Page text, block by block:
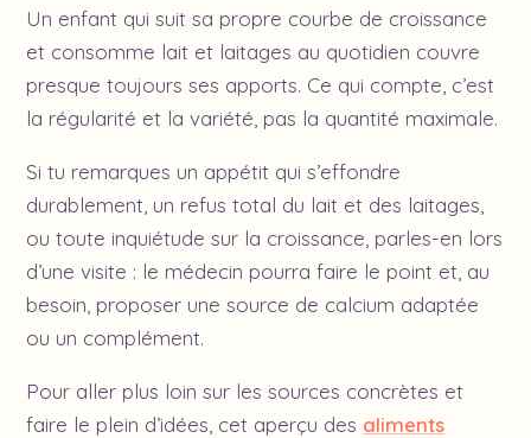
Un enfant qui suit sa propre courbe de croissance
et consomme lait et laitages au quotidien couvre
presque toujours ses apports. Ce qui compte, c’est
la régularité et la variété, pas la quantité maximale.
Si tu remarques un appétit qui s’effondre
durablement, un refus total du lait et des laitages,
ou toute inquiétude sur la croissance, parles-en lors
d’une visite : le médecin pourra faire le point et, au
besoin, proposer une source de calcium adaptée
ou un complément.
Pour aller plus loin sur les sources concrètes et
faire le plein d’idées, cet aperçu des aliments